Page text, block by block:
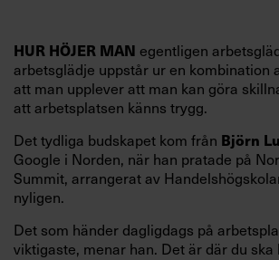
HUR HÖJER MAN egentligen
arbetsglädje uppstår ur en kombination
att man upplever att man kan göra
att arbetsplatsen känns trygg.
Det tydliga budskapet kom från Björn
Google i Norden, när han pratade på
Summit, arrangerat av
nyligen.
Det som händer dagligdags på
viktigaste, menar han. Det är där du ska